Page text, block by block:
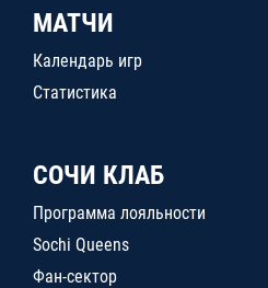
МАТЧИ
Календарь игр
Статистика
СОЧИ КЛАБ
Программа лояльности
Sochi Queens
Фан-сектор